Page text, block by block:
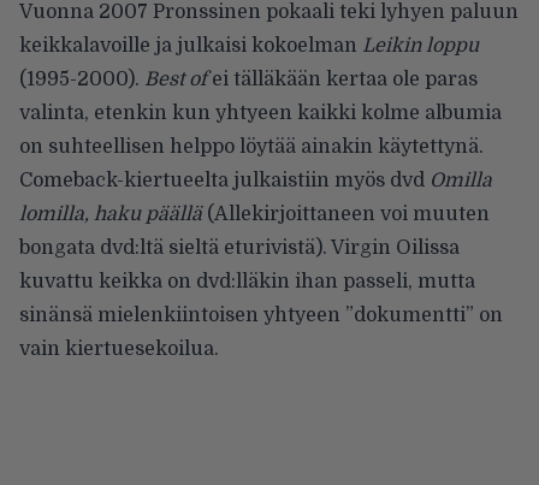
Vuonna 2007 Pronssinen pokaali teki lyhyen paluun
keikkalavoille ja julkaisi kokoelman Leikin loppu
(1995-2000). Best ofei tälläkään kertaa ole paras
valinta, etenkin kun yhtyeen kaikki kolme albumia
on suhteellisen helppo löytää ainakin käytettynä.
Comeback-kiertueelta julkaistiin myös dvd Omilla
lomilla, haku päällä(Allekirjoittaneen voi muuten
bongata dvd:ltä sieltä eturivistä). Virgin Oilissa
kuvattu keikka on dvd:lläkin ihan passeli, mutta
sinänsä mielenkiintoisen yhtyeen ”dokumentti” on
vain kiertuesekoilua.